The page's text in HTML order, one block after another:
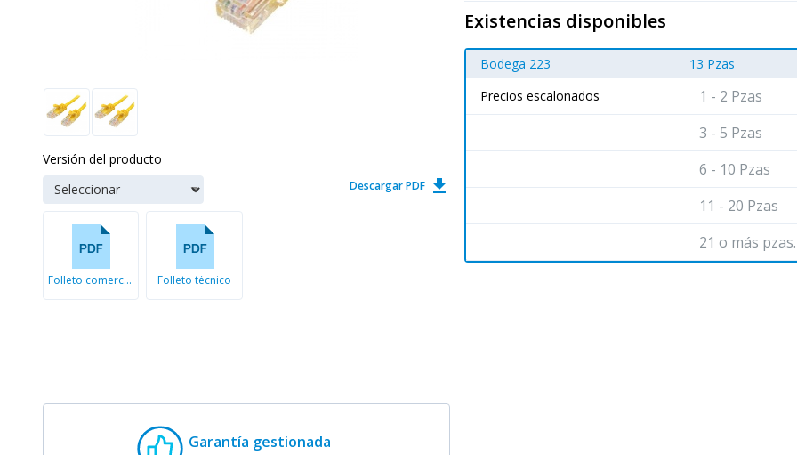
Versión del producto
Descargar PDF get_app
Folleto comercial Folleto técnico
Garantía gestionada
Existencias disponibles
Bodega 223 13 Pzas
Precios escalonados 1 - 2 Pzas
3 - 5 Pzas
6 - 10 Pzas
11 - 20 Pzas
21 o más pzas.